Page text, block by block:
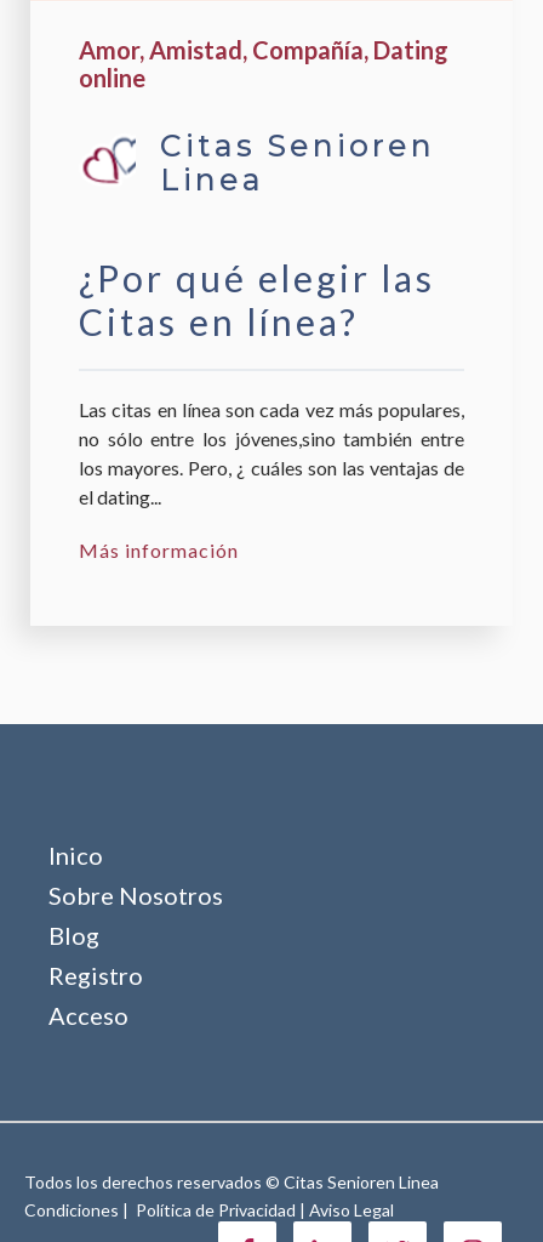
Amor Amistad Compañía Dating
online
Citas Senioren
Linea
¿Por qué elegir las
Citas en línea?
Las citas en línea son cada vez más populares,
no sólo entre los jóvenes,sino también entre
los mayores. Pero, ¿ cuáles son las ventajas de
el dating...
Más información
Inico
Sobre Nosotros
Blog
Registro
Acceso
Todos los derechos reservados © Citas Senioren Linea
Condiciones | Política de Privacidad | Aviso Legal